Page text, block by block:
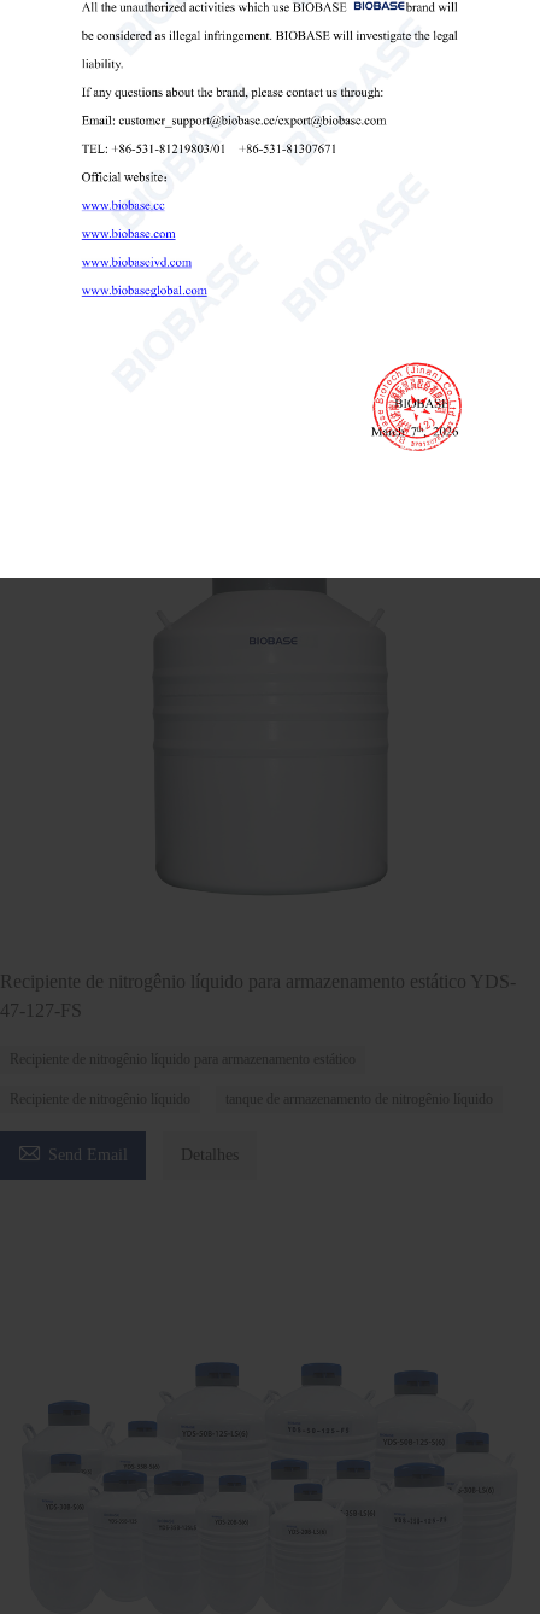
Recipiente de nitrogênio líquido para transporte Série YDS
Recipiente de nitrogênio líquido para armazenamento estático YDS-
47-127-FS
Recipiente de nitrogênio líquido para armazenamento estático
Recipiente de nitrogênio líquido tanque de armazenamento de nitrogênio líquido
 Send Email Detalhes